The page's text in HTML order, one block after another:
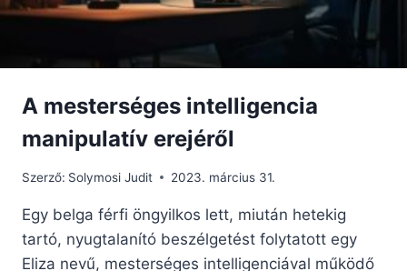
A mesterséges intelligencia
manipulatív erejéről
Szerző: Solymosi Judit 2023. március 31.
Egy belga férfi öngyilkos lett, miután hetekig
tartó, nyugtalanító beszélgetést folytatott egy
Eliza nevű, mesterséges intelligenciával működő